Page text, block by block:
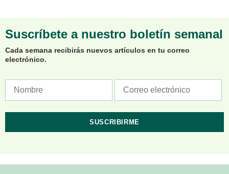
Suscríbete a nuestro boletín semanal
Cada semana recibirás nuevos artículos en tu correo
electrónico.